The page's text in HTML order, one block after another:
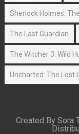
Sherlock Holmes:
The Last Guardian
The Witcher 3: Wild
Uncharted: The Lost
Created By Sora